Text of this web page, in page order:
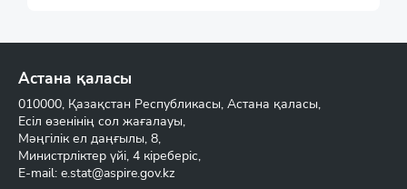
Астана қаласы
010000, Қазақстан Республикасы, Астана қаласы,
Есіл өзенінің сол жағалауы,
Мәңгілік ел даңғылы, 8,
Министрліктер үйі, 4 кіреберіс,
E-mail: e.stat@aspire.gov.kz